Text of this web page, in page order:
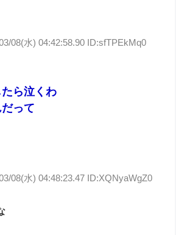
08(水) 04:42:58.90 ID:sfTPEkMq0
ら泣くわ
って
08(水) 04:48:23.47 ID:XQNyaWgZ0